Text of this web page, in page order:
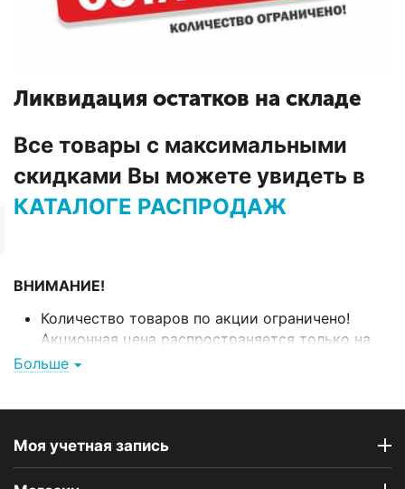
Ликвидация остатков на складе
Все товары с максимальными
скидками Вы можете увидеть в
КАТАЛОГЕ РАСПРОДАЖ
ВНИМАНИЕ!
Количество товаров по акции ограничено!
Акционная цена распространяется только на
товары, находящиеся на закрывающемся
Заводская упаковка товара может быть
На товары по данной акции не действует
бесплатная доставка, стоимость доставки
Больше
Моя учетная запись